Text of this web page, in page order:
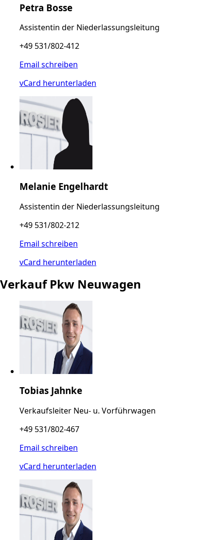
Petra Bosse
Assistentin der Niederlassungsleitung
+49 531/802-412
Email schreiben
vCard herunterladen
Melanie Engelhardt
Assistentin der Niederlassungsleitung
+49 531/802-212
Email schreiben
vCard herunterladen
Verkauf Pkw Neuwagen
Tobias Jahnke
Verkaufsleiter Neu- u. Vorführwagen
+49 531/802-467
Email schreiben
vCard herunterladen